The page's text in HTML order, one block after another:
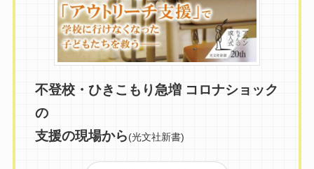
不登校・ひきこもり急増 コロナショック
の
支援の現場から(光文社新書)